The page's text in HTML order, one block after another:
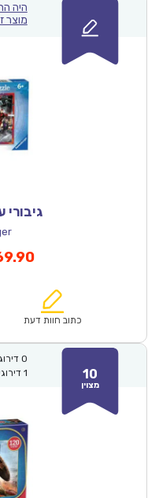
היה
מוצר
גיבורי על
₪100.00.
המחיר
הוא:
כתוב חוות דעת
10
מצוין
0
1